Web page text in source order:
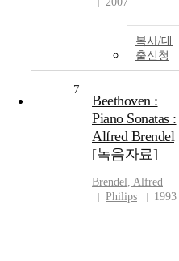
복사/대
출신청
7
Beethoven :
Piano Sonatas :
Alfred Brendel
[녹음자료]
Brendel, Alfred
Philips
1993